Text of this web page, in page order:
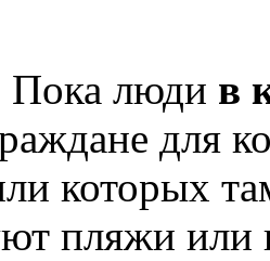
Пока люди в
для
которых
пляжи